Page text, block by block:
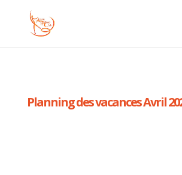
Planning des vacances Avril